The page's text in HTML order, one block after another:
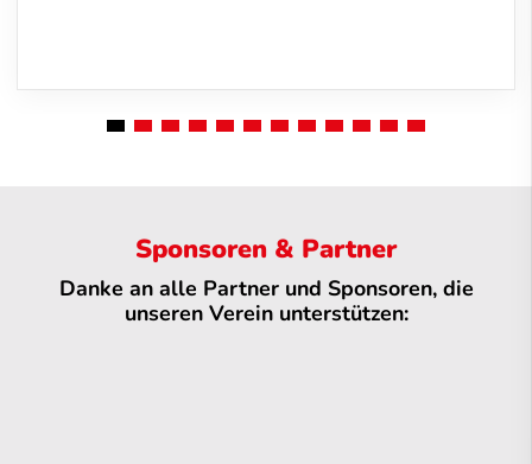
Sponsoren & Partner
Danke an alle Partner und Sponsoren, die
unseren Verein unterstützen: